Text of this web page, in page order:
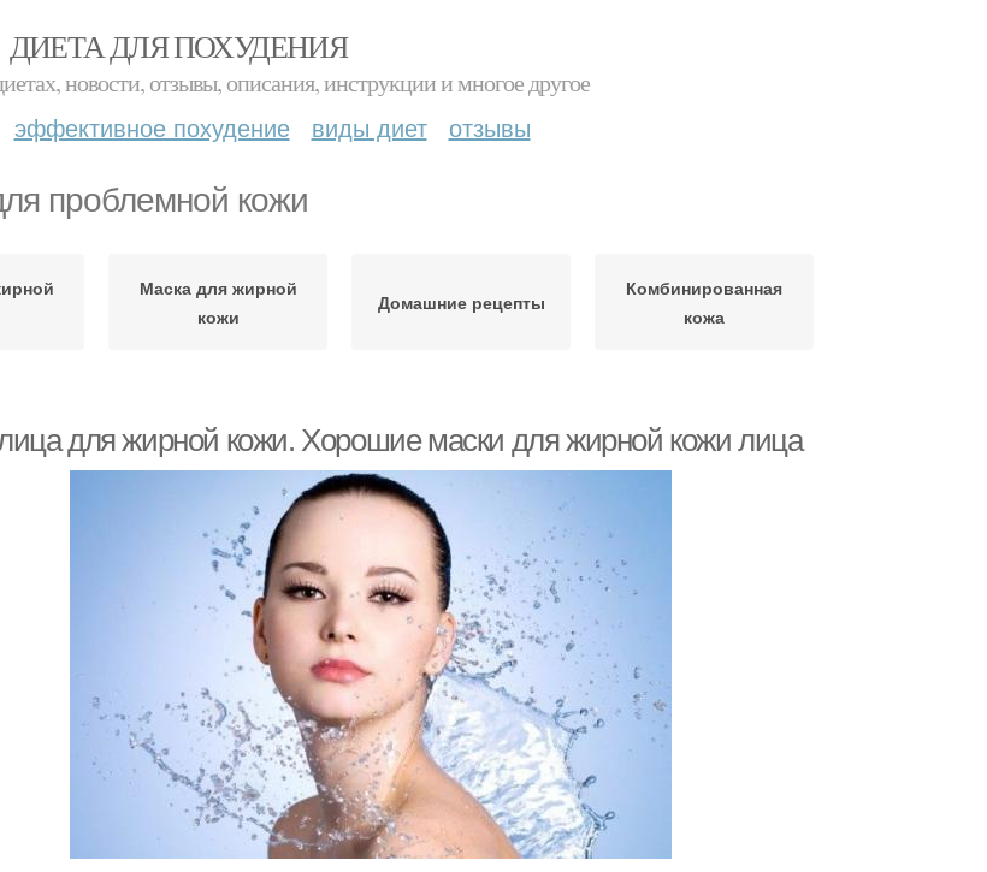
ДИЕТА ДЛЯ ПОХУДЕНИЯ
новости, отзывы, описания, инструкции и многое другое
эффективное похудение виды диет отзывы
проблемной кожи
Маска для жирной
кожи
Домашние рецепты
Комбинированная
кожа
для жирной кожи. Хорошие маски для жирной кожи лица